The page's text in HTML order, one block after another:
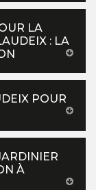
LA
: LA
POUR
À